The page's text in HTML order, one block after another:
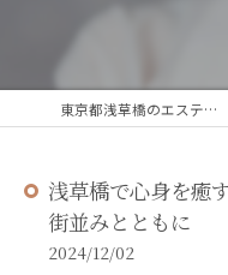
東京都浅草橋のエステなら目の、シワとたるみのフェイシャル専門店 regalo
浅草橋で心身を癒
街並みとともに
2024/12/02